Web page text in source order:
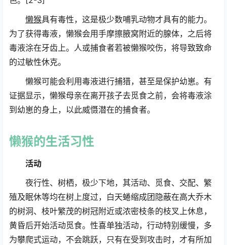
懒猴具有毒性，这是极少数哺乳动物才具有的能力。
为了获得毒液，懒猴会用手摩擦腋窝附近的腺体，之后将
毒液涂在牙齿上。人或捕食者若被懒猴咬伤，将导致致命
的过敏性休克。
懒猴可能会利用毒液进行捕猎，甚至是保护幼崽。有
证据显示，懒猴母亲在离开孩子去觅食之前，会将毒液涂
到幼崽的身上，以此威慑潜在的捕食者。
懒猴的生活习性
活动
夜行性、树栖，极少下地，其活动、觅食、交配、繁
殖及眠休等均在树上度过，白天蜷缩成团隐蔽在高大乔木
的树洞、枝叶繁茂的树冠附近或浓密枝条的枝叉上休息，
黄昏后开始活动觅食。性喜单独活动，行动特别缓慢，多
为攀爬式运动，不会跳跃，只有在受到攻击时，才有所加